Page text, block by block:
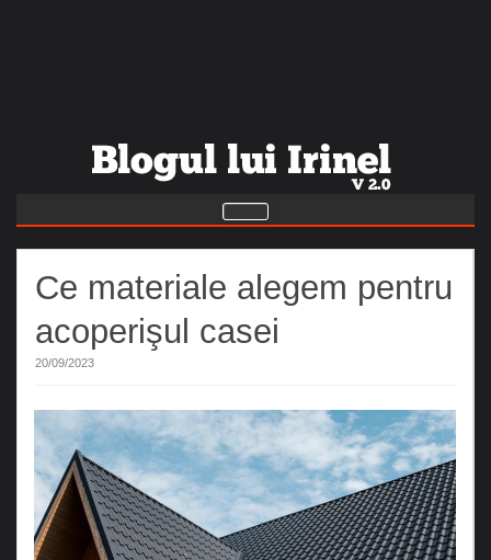
Ce materiale alegem pentru
acoperişul casei
20/09/2023